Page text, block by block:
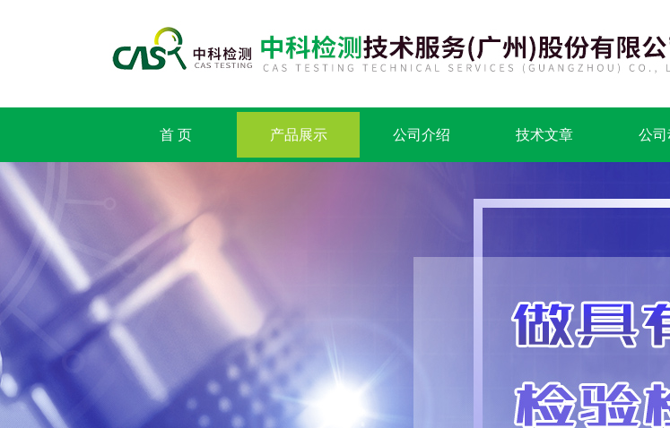
首 页 产品展示 公司介绍 技术文章 公司